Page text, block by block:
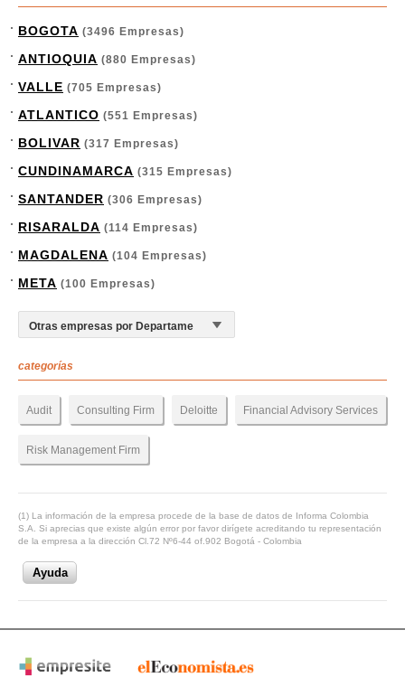
BOGOTA (3496 Empresas)
ANTIOQUIA (880 Empresas)
VALLE (705 Empresas)
ATLANTICO (551 Empresas)
BOLIVAR (317 Empresas)
CUNDINAMARCA (315 Empresas)
SANTANDER (306 Empresas)
RISARALDA (114 Empresas)
MAGDALENA (104 Empresas)
META (100 Empresas)
categorías
Audit Consulting Firm Deloitte Financial Advisory Services
Risk Management Firm
(1) La información de la empresa procede de la base de datos de Informa Colombia
S.A. Si aprecias que existe algún error por favor dirígete acreditando tu representación
de la empresa a la dirección Cl.72 Nº6-44 of.902 Bogotá - Colombia
Ayuda